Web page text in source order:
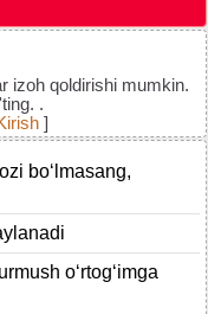
izoh qoldirishi mumkin.
.
]
bo‘lmasang,
o‘rtog‘imga